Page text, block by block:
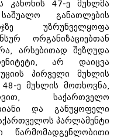
კანონის 47-ე მუხლმა
განათლების
უზრუნველყოფა
ორგანიზაციებთან
არსებითად შეზღუდა
არ დაიცვა
პირველი მუხლის
ე მუხლის მოთხოვნა,
საქართველო
და განუყოფელი
პარლამენტი
წარმომადგენლობითი